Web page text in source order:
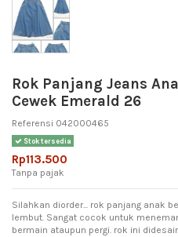
Rok Panjang Jeans
Cewek Emerald 26
Referensi 042000465
Stok tersedia
Rp113.500
Tanpa pajak
Silahkan diorder... rok panjang anak
lembut. Sangat cocok untuk
bermain ataupun pergi. rok ini